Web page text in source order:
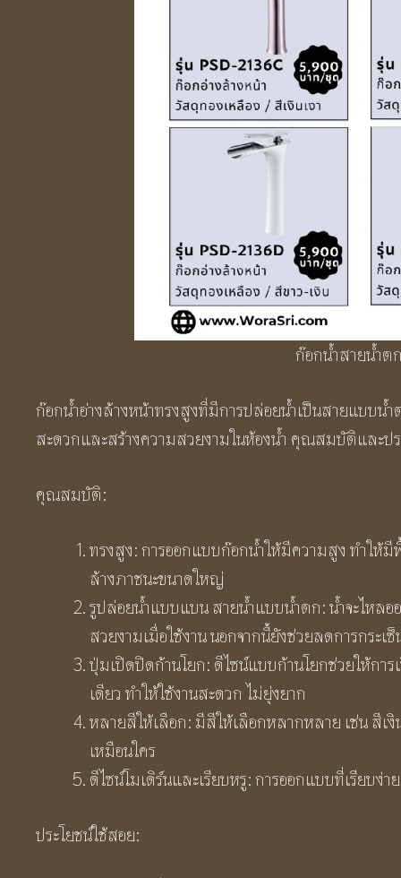
ก๊อกน้ำสายน้ำต
ก๊อกน้ำอ่างล้างหน้าทรงสูงที่มีการปล่อยน้ำเป็นสายแบบน้
สะดวกและสร้างความสวยงามในห้องน้ำ คุณสมบัติและป
คุณสมบัติ:
ทรงสูง: การออกแบบก๊อกน้ำให้มีความสูง ทำให้มี
ล้างภาชนะขนาดใหญ่
รูปล่อยน้ำแบบแบน สายน้ำแบบน้ำตก: น้ำจะไหล
สวยงามเมื่อใช้งาน นอกจากนี้ยังช่วยลดการกระเซ็
ปุ่มเปิดปิดก้านโยก: ดีไซน์แบบก้านโยกช่วยให้กา
เดียว ทำให้ใช้งานสะดวก ไม่ยุ่งยาก
หลายสีให้เลือก: มีสีให้เลือกหลากหลาย เช่น สีเ
เหมือนใคร
ดีไซน์โมเดิร์นและเรียบหรู: การออกแบบที่เรียบ
ประโยชน์ใช้สอย: